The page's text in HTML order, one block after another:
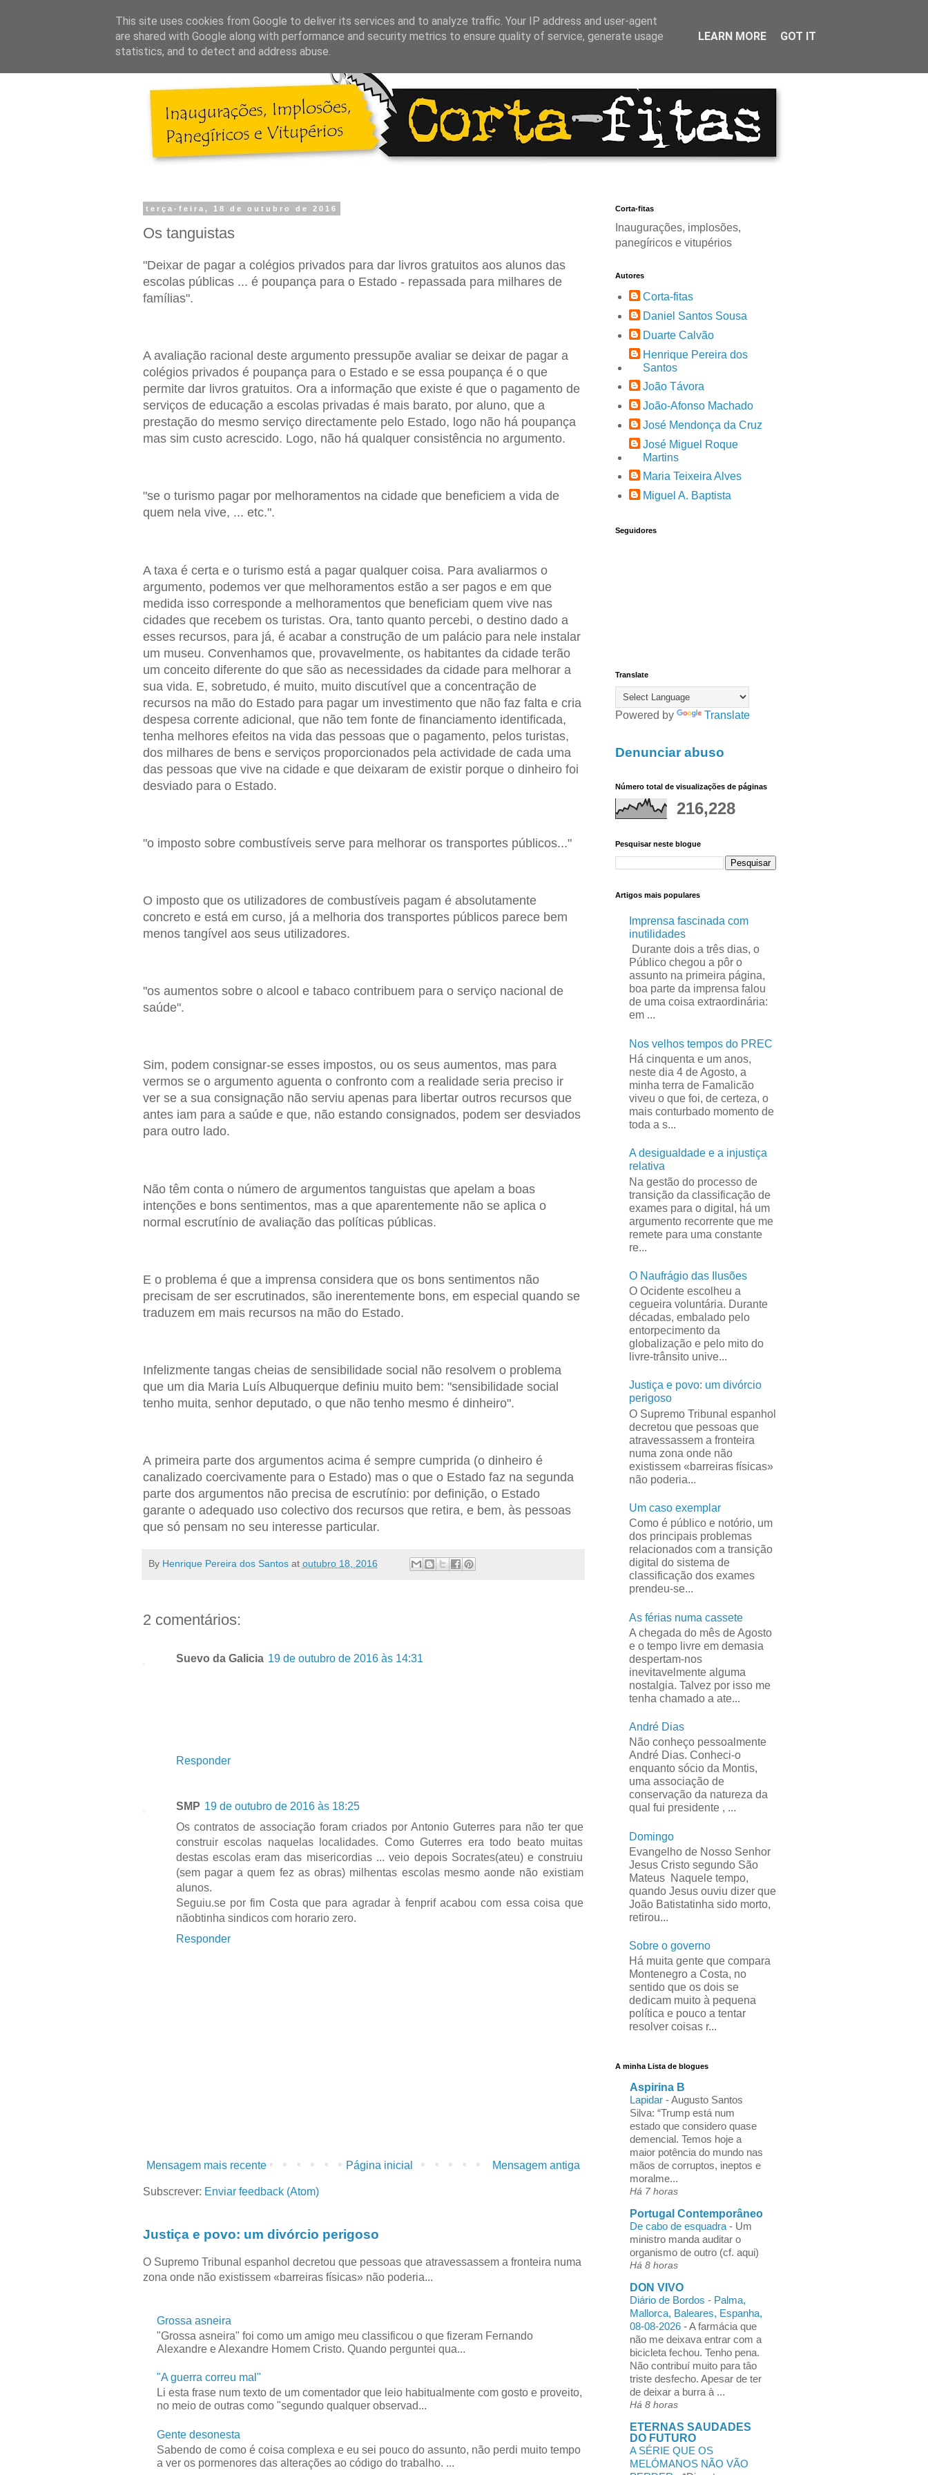
terça-feira, 18 de outubro de 2016
Os tanguistas
"Deixar de pagar a colégios privados para dar livros gratuitos aos alunos das
escolas públicas ... é poupança para o Estado - repassada para milhares de
famílias".
A avaliação racional deste argumento pressupõe avaliar se deixar de pagar a
colégios privados é poupança para o Estado e se essa poupança é o que
permite dar livros gratuitos. Ora a informação que existe é que o pagamento de
serviços de educação a escolas privadas é mais barato, por aluno, que a
prestação do mesmo serviço directamente pelo Estado, logo não há poupança
mas sim custo acrescido. Logo, não há qualquer consistência no argumento.
"se o turismo pagar por melhoramentos na cidade que beneficiem a vida de
quem nela vive, ... etc.".
A taxa é certa e o turismo está a pagar qualquer coisa. Para avaliarmos o
argumento, podemos ver que melhoramentos estão a ser pagos e em que
medida isso corresponde a melhoramentos que beneficiam quem vive nas
cidades que recebem os turistas. Ora, tanto quanto percebi, o destino dado a
esses recursos, para já, é acabar a construção de um palácio para nele instalar
um museu. Convenhamos que, provavelmente, os habitantes da cidade terão
um conceito diferente do que são as necessidades da cidade para melhorar a
sua vida. E, sobretudo, é muito, muito discutível que a concentração de
recursos na mão do Estado para pagar um investimento que não faz falta e cria
despesa corrente adicional, que não tem fonte de financiamento identificada,
tenha melhores efeitos na vida das pessoas que o pagamento, pelos turistas,
dos milhares de bens e serviços proporcionados pela actividade de cada uma
das pessoas que vive na cidade e que deixaram de existir porque o dinheiro foi
desviado para o Estado.
"o imposto sobre combustíveis serve para melhorar os transportes públicos..."
O imposto que os utilizadores de combustíveis pagam é absolutamente
concreto e está em curso, já a melhoria dos transportes públicos parece bem
menos tangível aos seus utilizadores.
"os aumentos sobre o alcool e tabaco contribuem para o serviço nacional de
saúde".
Sim, podem consignar-se esses impostos, ou os seus aumentos, mas para
vermos se o argumento aguenta o confronto com a realidade seria preciso ir
ver se a sua consignação não serviu apenas para libertar outros recursos que
antes iam para a saúde e que, não estando consignados, podem ser desviados
para outro lado.
Não têm conta o número de argumentos tanguistas que apelam a boas
intenções e bons sentimentos, mas a que aparentemente não se aplica o
normal escrutínio de avaliação das políticas públicas.
E o problema é que a imprensa considera que os bons sentimentos não
precisam de ser escrutinados, são inerentemente bons, em especial quando se
traduzem em mais recursos na mão do Estado.
Infelizmente tangas cheias de sensibilidade social não resolvem o problema
que um dia Maria Luís Albuquerque definiu muito bem: "sensibilidade social
tenho muita, senhor deputado, o que não tenho mesmo é dinheiro".
A primeira parte dos argumentos acima é sempre cumprida (o dinheiro é
canalizado coercivamente para o Estado) mas o que o Estado faz na segunda
parte dos argumentos não precisa de escrutínio: por definição, o Estado
garante o adequado uso colectivo dos recursos que retira, e bem, às pessoas
que só pensam no seu interesse particular.
By Henrique Pereira dos Santos at outubro 18, 2016
2 comentários:
Suevo da Galicia 19 de outubro de 2016 às 14:31
Responder
SMP 19 de outubro de 2016 às 18:25
Os contratos de associação foram criados por Antonio Guterres para não ter que
construir escolas naquelas localidades. Como Guterres era todo beato muitas
destas escolas eram das misericordias ... veio depois Socrates(ateu) e construiu
(sem pagar a quem fez as obras) milhentas escolas mesmo aonde não existiam
alunos.
Seguiu.se por fim Costa que para agradar à fenprif acabou com essa coisa que
nãobtinha sindicos com horario zero.
Responder
Mensagem mais recente Mensagem antiga
Página inicial
Subscrever: Enviar feedback (Atom)
Justiça e povo: um divórcio perigoso
O Supremo Tribunal espanhol decretou que pessoas que atravessassem a fronteira numa
zona onde não existissem «barreiras físicas» não poderia...
Grossa asneira
"Grossa asneira" foi como um amigo meu classificou o que fizeram Fernando
Alexandre e Alexandre Homem Cristo. Quando perguntei qua...
"A guerra correu mal"
Li esta frase num texto de um comentador que leio habitualmente com gosto e proveito,
no meio de outras como "segundo qualquer observad...
Gente desonesta
Sabendo de como é coisa complexa e eu sei pouco do assunto, não perdi muito tempo
a ver os pormenores das alterações ao código do trabalho. ...
Corta-fitas
Inaugurações, implosões,
panegíricos e vitupérios
Autores
Corta-fitas
Daniel Santos Sousa
Duarte Calvão
Henrique Pereira dos
Santos
João Távora
João-Afonso Machado
José Mendonça da Cruz
José Miguel Roque
Martins
Maria Teixeira Alves
Miguel A. Baptista
Seguidores
Translate
Powered by Translate
Denunciar abuso
Número total de visualizações de páginas
216,228
Pesquisar neste blogue
Artigos mais populares
Imprensa fascinada com
inutilidades
Durante dois a três dias, o
Público chegou a pôr o
assunto na primeira página,
boa parte da imprensa falou
de uma coisa extraordinária:
em ...
Nos velhos tempos do PREC
Há cinquenta e um anos,
neste dia 4 de Agosto, a
minha terra de Famalicão
viveu o que foi, de certeza, o
mais conturbado momento de
toda a s...
A desigualdade e a injustiça
relativa
Na gestão do processo de
transição da classificação de
exames para o digital, há um
argumento recorrente que me
remete para uma constante
re...
O Naufrágio das Ilusões
O Ocidente escolheu a
cegueira voluntária. Durante
décadas, embalado pelo
entorpecimento da
globalização e pelo mito do
livre-trânsito unive...
Justiça e povo: um divórcio
perigoso
O Supremo Tribunal espanhol
decretou que pessoas que
atravessassem a fronteira
numa zona onde não
existissem «barreiras físicas»
não poderia...
Um caso exemplar
Como é público e notório, um
dos principais problemas
relacionados com a transição
digital do sistema de
classificação dos exames
prendeu-se...
As férias numa cassete
A chegada do mês de Agosto
e o tempo livre em demasia
despertam-nos
inevitavelmente alguma
nostalgia. Talvez por isso me
tenha chamado a ate...
André Dias
Não conheço pessoalmente
André Dias. Conheci-o
enquanto sócio da Montis,
uma associação de
conservação da natureza da
qual fui presidente , ...
Domingo
Evangelho de Nosso Senhor
Jesus Cristo segundo São
Mateus Naquele tempo,
quando Jesus ouviu dizer que
João Batistatinha sido morto,
retirou...
Sobre o governo
Há muita gente que compara
Montenegro a Costa, no
sentido que os dois se
dedicam muito à pequena
política e pouco a tentar
resolver coisas r...
A minha Lista de blogues
Aspirina B
Lapidar -Augusto Santos
Silva: “Trump está num
estado que considero quase
demencial. Temos hoje a
maior potência do mundo nas
mãos de corruptos, ineptos e
moralme...
Há 7 horas
Portugal Contemporâneo
De cabo de esquadra - Um
ministro manda auditar o
organismo de outro (cf. aqui)
Há 8 horas
DON VIVO
Diário de Bordos - Palma,
Mallorca, Baleares, Espanha,
08-08-2026 -A farmácia que
não me deixava entrar com a
bicicleta fechou. Tenho pena.
Não contribuí muito para tâo
triste desfecho. Apesar de ter
de deixar a burra à ...
Há 8 horas
ETERNAS SAUDADES
DO FUTURO
A SÉRIE QUE OS
MELÓMANOS NÃO VÃO
This site uses cookies from Google to deliver its services and to analyze traffic. Your IP address and user-agent
are shared with Google along with performance and security metrics to ensure quality of service, generate usage
statistics, and to detect and address abuse.
LEARN MORE GOT IT